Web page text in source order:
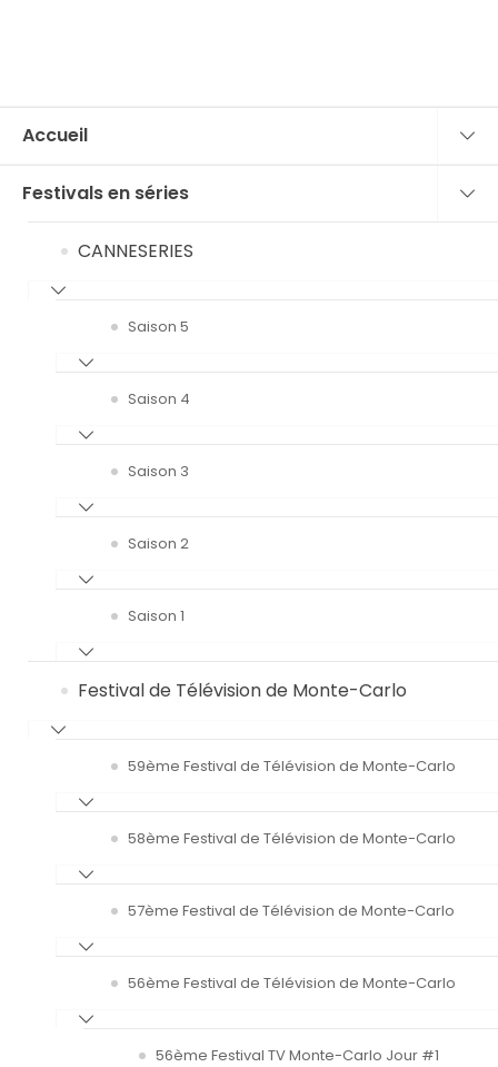
Accueil
Festivals en séries
CANNESERIES
Saison 5
Saison 4
Saison 3
Saison 2
Saison 1
Festival de Télévision de Monte-Carlo
59ème Festival de Télévision de Monte-Carlo
58ème Festival de Télévision de Monte-Carlo
57ème Festival de Télévision de Monte-Carlo
56ème Festival de Télévision de Monte-Carlo
56ème Festival TV Monte-Carlo Jour #1